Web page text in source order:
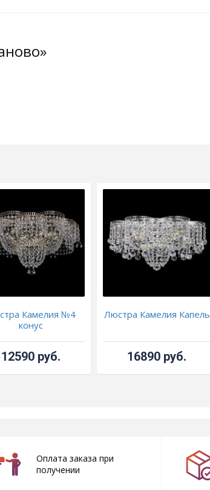
Камелия №4
конус
12590 руб.
Люстра Камелия Капель
16890 руб.
Оплата заказа при
получении